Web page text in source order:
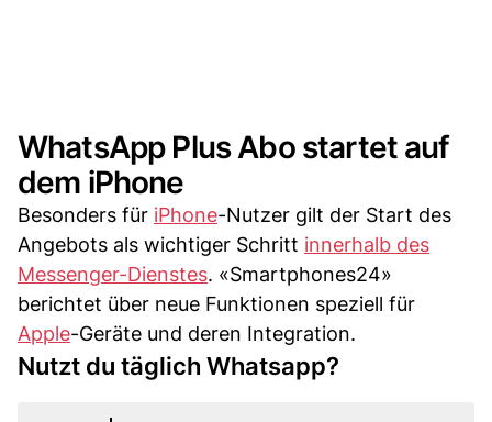
WhatsApp Plus Abo startet auf
dem iPhone
Besonders für iPhone-Nutzer gilt der Start des
Angebots als wichtiger Schritt innerhalb des
Messenger-Dienstes. «Smartphones24»
berichtet über neue Funktionen speziell für
Apple-Geräte und deren Integration.
Nutzt du täglich Whatsapp?